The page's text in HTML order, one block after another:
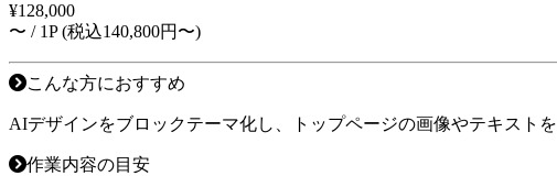
¥128,000
〜 / 1P (税込140,800円〜)
こんな方におすすめ
AIデザインをブロックテーマ化し、トップページの画像やテキスト
作業内容の目安